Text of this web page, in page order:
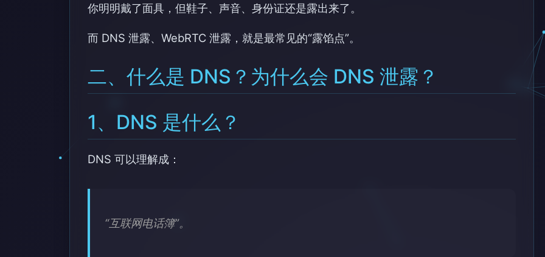
你明明戴了面具，但鞋子、声音、身份证还是露出来了。
而 DNS 泄露、WebRTC 泄露，就是最常见的“露馅点”。
二、什么是 DNS？为什么会 DNS 泄露？
1、DNS 是什么？
DNS 可以理解成：
“互联网电话簿”。